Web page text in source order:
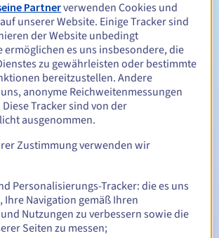
Zwischen 1 und 10 Jahren
30, 15, 7 und 3 Tage vor dem
zur Benachrichtigung über die
der Rückgewinnungsfrist
Partnerverwenden Cookies und
unserer Website. Einige Tracker sind
der Website unbedingt
es uns insbesondere, die
zu gewährleisten oder bestimmte
bereitzustellen. Andere
anonyme Reichweitenmessungen
Tracker sind von der
ausgenommen.
Zustimmung verwenden wir
Personalisierungs-Tracker: die es uns
Ihre Navigation gemäß Ihren
Nutzungen zu verbessern sowie die
Seiten zu messen;